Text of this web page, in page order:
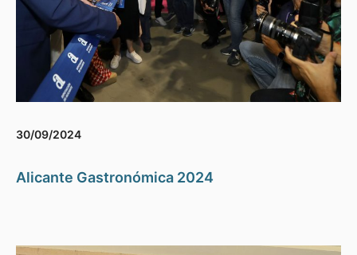
30/09/2024
Alicante Gastronómica 2024